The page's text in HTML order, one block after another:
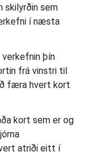
skilyrðin sem
í næsta
þín
frá vinstri til
færa hvert kort
kort sem er og
atriði eitt í